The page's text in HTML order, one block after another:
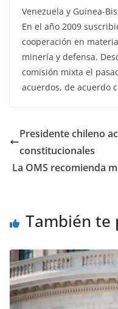
Venezuela y Guinea-
En el año 2009
cooperación en
minería y defensa.
comisión mixta el
acuerdos, de acuerdo
Presidente chileno
constitucionales
La OMS recomienda
También te